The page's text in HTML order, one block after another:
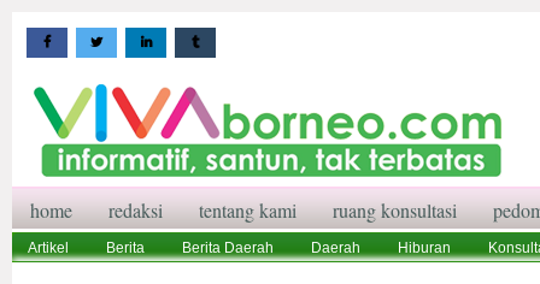
home redaksi tentang kami ruang konsultasi
Artikel Berita Berita Daerah Daerah Hiburan